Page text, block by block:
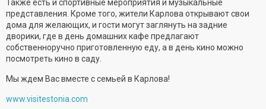
Также есть и спортивные мероприятия и музыкальные
представления. Кроме того, жители Карлова открывают свои
дома для желающих, и гости могут заглянуть на задние
дворики, где в день домашних кафе предлагают
собственноручно приготовленную еду, а в день кино можно
посмотреть кино в саду.
Мы ждем Вас вместе с семьей в Карлова!
www.visitestonia.com